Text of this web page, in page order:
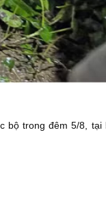
bộ trong đêm 5/8, tại